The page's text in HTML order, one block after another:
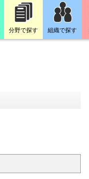
分野で探す 組織で探す